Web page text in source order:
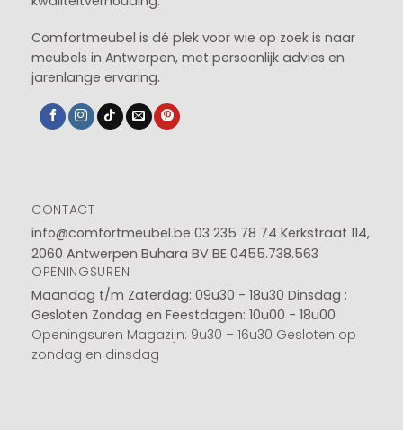
Comfortmeubel is dé plek voor wie op zoek is naar
meubels in Antwerpen, met persoonlijk advies en
jarenlange ervaring.
CONTACT
info@comfortmeubel.be 03 235 78 74 Kerkstraat 114,
2060 Antwerpen Buhara BV BE 0455.738.563
OPENINGSUREN
Maandag t/m Zaterdag: 09u30 - 18u30 Dinsdag :
Gesloten Zondag en Feestdagen: 10u00 - 18u00
Openingsuren Magazijn: 9u30 – 16u30 Gesloten op
zondag en dinsdag